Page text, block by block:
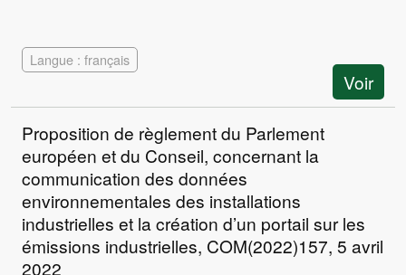
Langue : français
Voir
Proposition de règlement du Parlement
européen et du Conseil, concernant la
communication des données
environnementales des installations
industrielles et la création d’un portail sur les
émissions industrielles, COM(2022)157, 5 avril
2022